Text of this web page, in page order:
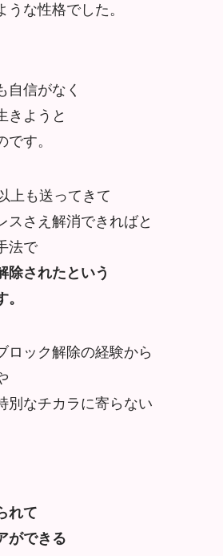
な性格でした。
自信がなく
きようと
す。
上も送ってきて
スさえ解消できればと
法で
除されたという
ロック解除の経験から
別なチカラに寄らない
れて
ができる